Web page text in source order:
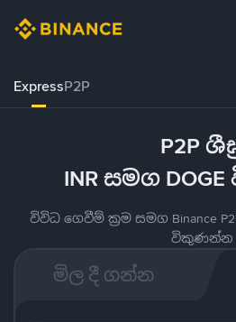
ExpressP2P
P2P
INR සමග
විවිධ ගෙවීම් ක්‍රම සමග Binance
විකුණන්න
මිල දී ගන්න